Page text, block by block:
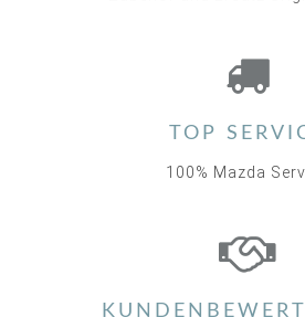
TOP
100% Mazda